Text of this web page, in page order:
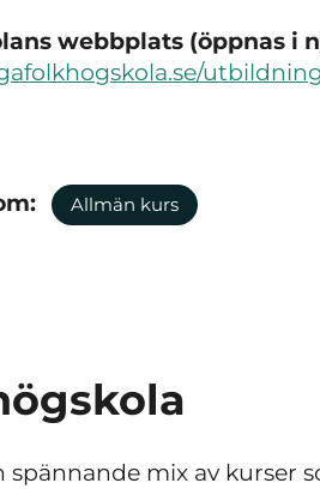
webbplats (öppnas i
Allmän kurs
spännande mix av kurser